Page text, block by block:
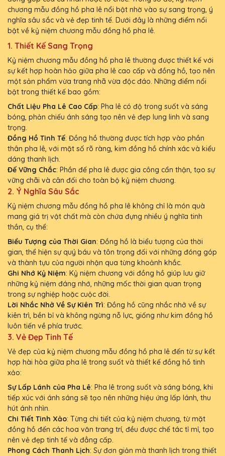
chương mẫu đồng hồ pha lê nổi bật nhờ vào sự sang trọng, ý
nghĩa sâu sắc và vẻ đẹp tinh tế. Dưới đây là những điểm nổi
bật về kỷ niệm chương mẫu đồng hồ pha lê.
1. Thiết Kế Sang Trọng
Kỷ niệm chương mẫu đồng hồ pha lê thường được thiết kế với
sự kết hợp hoàn hảo giữa pha lê cao cấp và đồng hồ, tạo nên
một sản phẩm vừa trang nhã vừa độc đáo. Những điểm nổi
bật trong thiết kế bao gồm:
Chất Liệu Pha Lê Cao Cấp: Pha lê có độ trong suốt và sáng
bóng, phản chiếu ánh sáng tạo nên vẻ đẹp lung linh và sang
trọng.
Đồng Hồ Tinh Tế: Đồng hồ thường được tích hợp vào phần
thân pha lê, với mặt số rõ ràng, kim đồng hồ chính xác và kiểu
dáng thanh lịch.
Đế Vững Chắc: Phần đế pha lê được gia công cẩn thận, tạo sự
vững chãi và cân đối cho toàn bộ kỷ niệm chương.
2. Ý Nghĩa Sâu Sắc
Kỷ niệm chương mẫu đồng hồ pha lê không chỉ là món quà
mang giá trị vật chất mà còn chứa đựng nhiều ý nghĩa tinh
thần, cụ thể:
Biểu Tượng của Thời Gian: Đồng hồ là biểu tượng của thời
gian, thể hiện sự quý báu và tôn trọng đối với những đóng góp
và thành tựu của người nhận qua từng khoảnh khắc.
Ghi Nhớ Kỷ Niệm: Kỷ niệm chương với đồng hồ giúp lưu giữ
những kỷ niệm đáng nhớ, những mốc thời gian quan trọng
trong sự nghiệp hoặc cuộc đời.
Lời Nhắc Nhở Về Sự Kiên Trì: Đồng hồ cũng nhắc nhở về sự
kiên trì, bền bỉ và không ngừng nỗ lực, giống như kim đồng hồ
luôn tiến về phía trước.
3. Vẻ Đẹp Tinh Tế
Vẻ đẹp của kỷ niệm chương mẫu đồng hồ pha lê đến từ sự kết
hợp hài hòa giữa pha lê trong suốt và thiết kế đồng hồ tinh
xảo:
Sự Lấp Lánh của Pha Lê: Pha lê trong suốt và sáng bóng, khi
tiếp xúc với ánh sáng sẽ tạo nên những hiệu ứng lấp lánh, thu
hút ánh nhìn.
Chi Tiết Tinh Xảo: Từng chi tiết của kỷ niệm chương, từ mặt
đồng hồ đến các hoa văn trang trí, đều được chế tác tỉ mỉ, tạo
nên vẻ đẹp tinh tế và đẳng cấp.
Phong Cách Thanh Lịch: Sự đơn giản mà thanh lịch trong thiết